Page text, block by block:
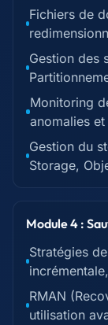
Fichiers de
Gestion des
Monitoring
anomalies
Gestion du
Storage,
Module 4 :
Stratégies
RMAN
utilisation